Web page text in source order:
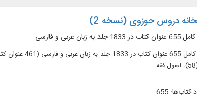
دروس حوزوی (نسخه 2)
جلد به زبان عربی و فارسی
655